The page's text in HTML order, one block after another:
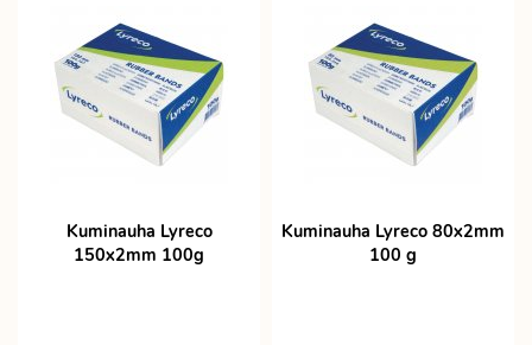
Kuminauha Lyreco
150x2mm 100g
Kuminauha Lyreco 80x2mm
100 g